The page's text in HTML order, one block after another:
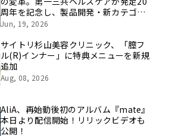
周年を記念し、製品開発・新カテゴリ
挑戦の舞台や旧社統合時のエピソード
像を公開！
Jun, 19, 2026
サイトリ杉山美容クリニック、「膣フ
ル(R)インナー」に特典メニューを新規
追加
Aug, 08, 2026
AliA、再始動後初のアルバム『mate』
本日より配信開始！リリックビデオも
公開！